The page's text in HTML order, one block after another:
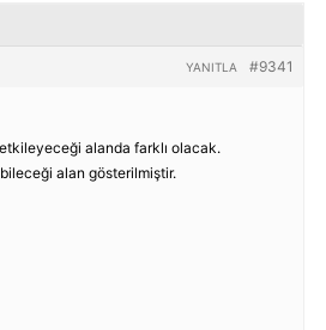
#9341
YANITLA
alanda farklı olacak.
alan gösterilmiştir.